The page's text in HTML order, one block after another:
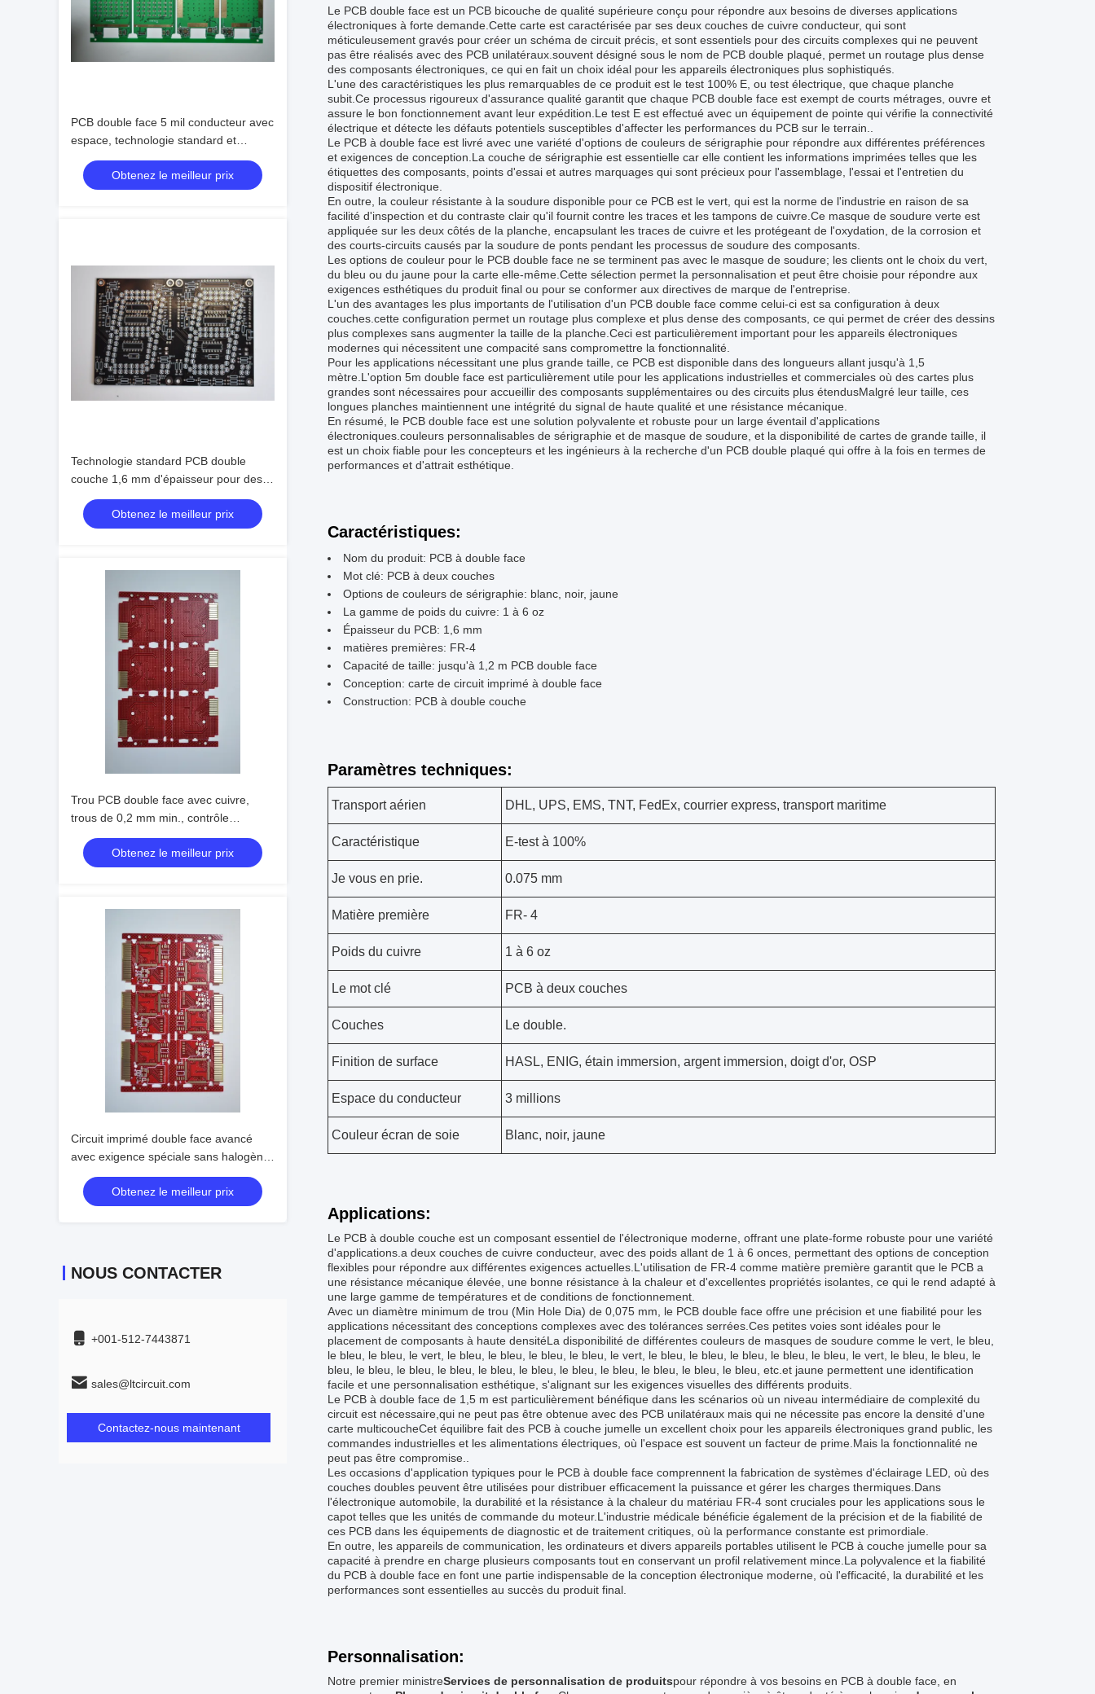
PCB double face 5 mil conducteur avec
espace, technologie standard et
services de conception/assemblage de
PCB
Obtenez le meilleur prix
Technologie standard PCB double
couche 1,6 mm d'épaisseur pour des
performances supérieures
Obtenez le meilleur prix
Trou PCB double face avec cuivre,
trous de 0,2 mm min., contrôle
d'impédance et finition OSP
Obtenez le meilleur prix
Circuit imprimé double face avancé
avec exigence spéciale sans halogène
et contrôle d'impédance ±10%
Obtenez le meilleur prix
NOUS CONTACTER
+001-512-7443871
sales@ltcircuit.com
Contactez-nous maintenant
Le PCB double face est un PCB bicouche de qualité supérieure conçu pour répondre aux besoins de diverses applications
électroniques à forte demande.Cette carte est caractérisée par ses deux couches de cuivre conducteur, qui sont
méticuleusement gravés pour créer un schéma de circuit précis, et sont essentiels pour des circuits complexes qui ne peuvent
pas être réalisés avec des PCB unilatéraux.souvent désigné sous le nom de PCB double plaqué, permet un routage plus dense
des composants électroniques, ce qui en fait un choix idéal pour les appareils électroniques plus sophistiqués.
L'une des caractéristiques les plus remarquables de ce produit est le test 100% E, ou test électrique, que chaque planche
subit.Ce processus rigoureux d'assurance qualité garantit que chaque PCB double face est exempt de courts métrages, ouvre et
assure le bon fonctionnement avant leur expédition.Le test E est effectué avec un équipement de pointe qui vérifie la connectivité
électrique et détecte les défauts potentiels susceptibles d'affecter les performances du PCB sur le terrain..
Le PCB à double face est livré avec une variété d'options de couleurs de sérigraphie pour répondre aux différentes préférences
et exigences de conception.La couche de sérigraphie est essentielle car elle contient les informations imprimées telles que les
étiquettes des composants, points d'essai et autres marquages qui sont précieux pour l'assemblage, l'essai et l'entretien du
dispositif électronique.
En outre, la couleur résistante à la soudure disponible pour ce PCB est le vert, qui est la norme de l'industrie en raison de sa
facilité d'inspection et du contraste clair qu'il fournit contre les traces et les tampons de cuivre.Ce masque de soudure verte est
appliquée sur les deux côtés de la planche, encapsulant les traces de cuivre et les protégeant de l'oxydation, de la corrosion et
des courts-circuits causés par la soudure de ponts pendant les processus de soudure des composants.
Les options de couleur pour le PCB double face ne se terminent pas avec le masque de soudure; les clients ont le choix du vert,
du bleu ou du jaune pour la carte elle-même.Cette sélection permet la personnalisation et peut être choisie pour répondre aux
exigences esthétiques du produit final ou pour se conformer aux directives de marque de l'entreprise.
L'un des avantages les plus importants de l'utilisation d'un PCB double face comme celui-ci est sa configuration à deux
couches.cette configuration permet un routage plus complexe et plus dense des composants, ce qui permet de créer des dessins
plus complexes sans augmenter la taille de la planche.Ceci est particulièrement important pour les appareils électroniques
modernes qui nécessitent une compacité sans compromettre la fonctionnalité.
Pour les applications nécessitant une plus grande taille, ce PCB est disponible dans des longueurs allant jusqu'à 1,5
mètre.L'option 5m double face est particulièrement utile pour les applications industrielles et commerciales où des cartes plus
grandes sont nécessaires pour accueillir des composants supplémentaires ou des circuits plus étendusMalgré leur taille, ces
longues planches maintiennent une intégrité du signal de haute qualité et une résistance mécanique.
En résumé, le PCB double face est une solution polyvalente et robuste pour un large éventail d'applications
électroniques.couleurs personnalisables de sérigraphie et de masque de soudure, et la disponibilité de cartes de grande taille, il
est un choix fiable pour les concepteurs et les ingénieurs à la recherche d'un PCB double plaqué qui offre à la fois en termes de
performances et d'attrait esthétique.
Caractéristiques:
Nom du produit: PCB à double face
Mot clé: PCB à deux couches
Options de couleurs de sérigraphie: blanc, noir, jaune
La gamme de poids du cuivre: 1 à 6 oz
Épaisseur du PCB: 1,6 mm
matières premières: FR-4
Capacité de taille: jusqu'à 1,2 m PCB double face
Conception: carte de circuit imprimé à double face
Construction: PCB à double couche
Paramètres techniques:
Transport aérien DHL, UPS, EMS, TNT, FedEx, courrier express, transport maritime
Caractéristique E-test à 100%
Je vous en prie. 0.075 mm
Matière première FR- 4
Poids du cuivre 1 à 6 oz
Le mot clé PCB à deux couches
Couches Le double.
Finition de surface HASL, ENIG, étain immersion, argent immersion, doigt d'or, OSP
Espace du conducteur 3 millions
Couleur écran de soie Blanc, noir, jaune
Applications:
Le PCB à double couche est un composant essentiel de l'électronique moderne, offrant une plate-forme robuste pour une variété
d'applications.a deux couches de cuivre conducteur, avec des poids allant de 1 à 6 onces, permettant des options de conception
flexibles pour répondre aux différentes exigences actuelles.L'utilisation de FR-4 comme matière première garantit que le PCB a
une résistance mécanique élevée, une bonne résistance à la chaleur et d'excellentes propriétés isolantes, ce qui le rend adapté à
une large gamme de températures et de conditions de fonctionnement.
Avec un diamètre minimum de trou (Min Hole Dia) de 0,075 mm, le PCB double face offre une précision et une fiabilité pour les
applications nécessitant des conceptions complexes avec des tolérances serrées.Ces petites voies sont idéales pour le
placement de composants à haute densitéLa disponibilité de différentes couleurs de masques de soudure comme le vert, le bleu,
le bleu, le bleu, le vert, le bleu, le bleu, le bleu, le bleu, le vert, le bleu, le bleu, le bleu, le bleu, le bleu, le vert, le bleu, le bleu, le
bleu, le bleu, le bleu, le bleu, le bleu, le bleu, le bleu, le bleu, le bleu, le bleu, le bleu, etc.et jaune permettent une identification
facile et une personnalisation esthétique, s'alignant sur les exigences visuelles des différents produits.
Le PCB à double face de 1,5 m est particulièrement bénéfique dans les scénarios où un niveau intermédiaire de complexité du
circuit est nécessaire,qui ne peut pas être obtenue avec des PCB unilatéraux mais qui ne nécessite pas encore la densité d'une
carte multicoucheCet équilibre fait des PCB à couche jumelle un excellent choix pour les appareils électroniques grand public, les
commandes industrielles et les alimentations électriques, où l'espace est souvent un facteur de prime.Mais la fonctionnalité ne
peut pas être compromise..
Les occasions d'application typiques pour le PCB à double face comprennent la fabrication de systèmes d'éclairage LED, où des
couches doubles peuvent être utilisées pour distribuer efficacement la puissance et gérer les charges thermiques.Dans
l'électronique automobile, la durabilité et la résistance à la chaleur du matériau FR-4 sont cruciales pour les applications sous le
capot telles que les unités de commande du moteur.L'industrie médicale bénéficie également de la précision et de la fiabilité de
ces PCB dans les équipements de diagnostic et de traitement critiques, où la performance constante est primordiale.
En outre, les appareils de communication, les ordinateurs et divers appareils portables utilisent le PCB à couche jumelle pour sa
capacité à prendre en charge plusieurs composants tout en conservant un profil relativement mince.La polyvalence et la fiabilité
du PCB à double face en font une partie indispensable de la conception électronique moderne, où l'efficacité, la durabilité et les
performances sont essentielles au succès du produit final.
Personnalisation:
Notre premier ministreServices de personnalisation de produitspour répondre à vos besoins en PCB à double face, en